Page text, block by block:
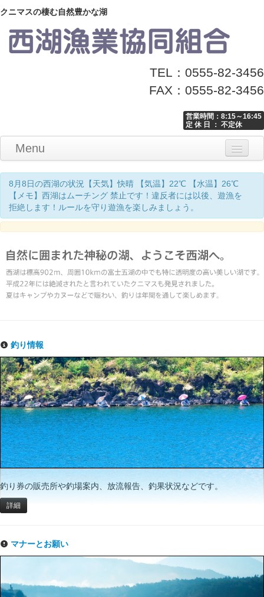
クニマスの棲む自然豊かな湖
TEL：0555-82-3456
FAX：0555-82-3456
営業時間：8:15～16:45
定 休 日 ： 不定休
Menu
Home
釣り情報
マナーとお願い
クニマス展示館
漁協からのお知らせ
お問い合わせ
8月8日の西湖の状況【天気】快晴 【気温】22℃ 【水温】26℃
【メモ】西湖はムーチング 禁止です！違反者には以後、遊漁を
拒絶します！ルールを守り遊漁を楽しみましょう。
釣り情報
釣り券の販売所や釣場案内、放流報告、釣果状況などです。
詳細
マナーとお願い